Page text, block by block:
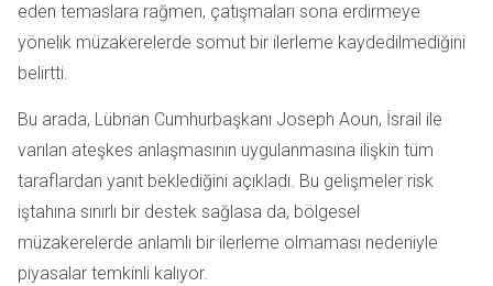
eden temaslara rağmen, çatışmaları sona erdirmeye
yönelik müzakerelerde somut bir ilerleme kaydedilmediğini
belirtti.
Bu arada, Lübnan Cumhurbaşkanı Joseph Aoun, İsrail ile
varılan ateşkes anlaşmasının uygulanmasına ilişkin tüm
taraflardan yanıt beklediğini açıkladı. Bu gelişmeler risk
iştahına sınırlı bir destek sağlasa da, bölgesel
müzakerelerde anlamlı bir ilerleme olmaması nedeniyle
piyasalar temkinli kalıyor.